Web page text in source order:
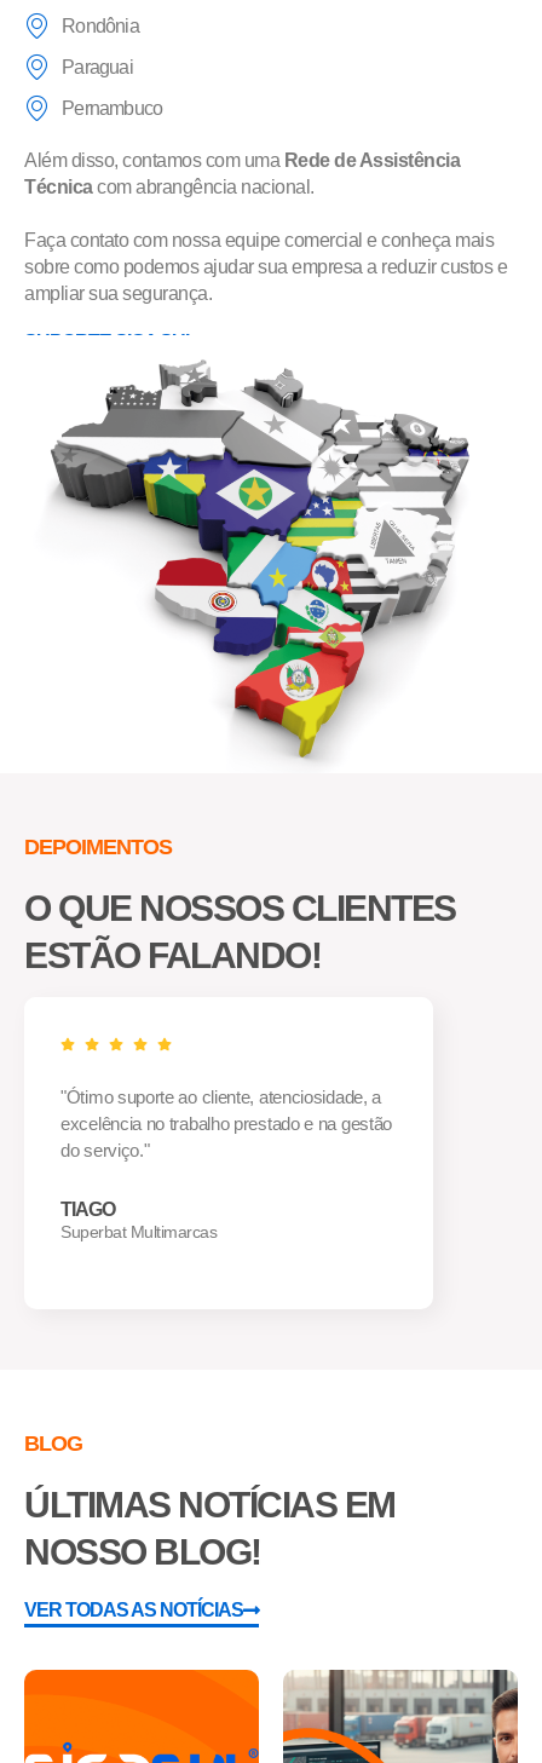
Rondônia
Paraguai
Pernambuco
Além disso, contamos com uma Rede de Assistência
Técnicacom abrangência nacional.
Faça contato com nossa equipe comercial e conheça mais
sobre como podemos ajudar sua empresa a reduzir custos e
ampliar sua segurança.
SUPORTE SIGA SUL
DEPOIMENTOS
O QUE NOSSOS CLIENTES
ESTÃO FALANDO!
a
e na gestão
"Melhor serviço de rastreamento que já
na minha empresa, poder saber onde
Viga Forte
BLOG
ÚLTIMAS NOTÍCIAS EM
NOSSO BLOG!
VER TODAS AS NOTÍCIAS